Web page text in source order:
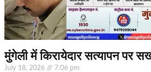
मुंगेली में किरायेदार सत्यापन पर
July 18, 2026 7:06 pm